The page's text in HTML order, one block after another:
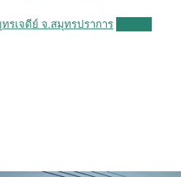
รเจดีย์ จ.สมุทรปราการ